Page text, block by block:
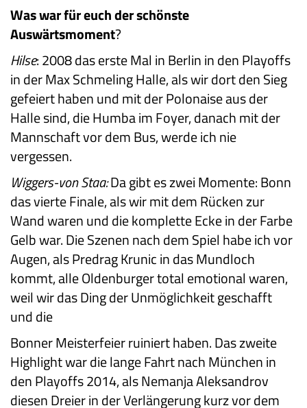
Was war für euch der schönste
Auswärtsmoment?
Hilse: 2008 das erste Mal in Berlin in den Playoffs
in der Max Schmeling Halle, als wir dort den Sieg
gefeiert haben und mit der Polonaise aus der
Halle sind, die Humba im Foyer, danach mit der
Mannschaft vor dem Bus, werde ich nie
vergessen.
Wiggers-von Staa:Da gibt es zwei Momente: Bonn
das vierte Finale, als wir mit dem Rücken zur
Wand waren und die komplette Ecke in der Farbe
Gelb war. Die Szenen nach dem Spiel habe ich vor
Augen, als Predrag Krunic in das Mundloch
kommt, alle Oldenburger total emotional waren,
weil wir das Ding der Unmöglichkeit geschafft
und die
Bonner Meisterfeier ruiniert haben. Das zweite
Highlight war die lange Fahrt nach München in
den Playoffs 2014, als Nemanja Aleksandrov
diesen Dreier in der Verlängerung kurz vor dem